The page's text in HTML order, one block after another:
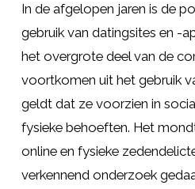
In de afgelopen jaren is de
gebruik van datingsites en -
het overgrote deel van de
voortkomen uit het gebruik
geldt dat ze voorzien in
fysieke behoeften. Het
online en fysieke
verkennend onderzoek